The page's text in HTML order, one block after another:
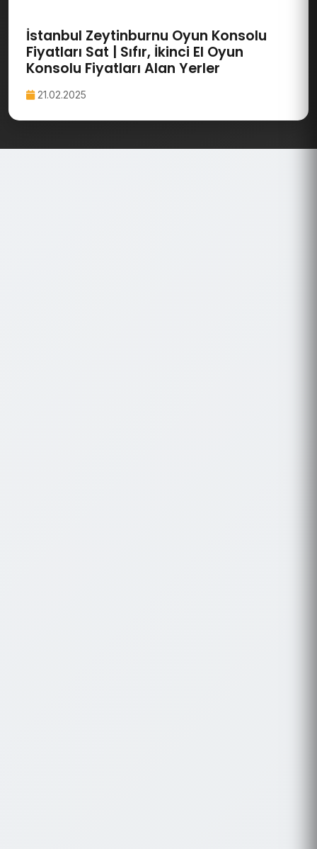
İstanbul Zeytinburnu Oyun Konsolu
Fiyatları Sat | Sıfır, İkinci El Oyun
Konsolu Fiyatları Alan Yerler
21.02.2025